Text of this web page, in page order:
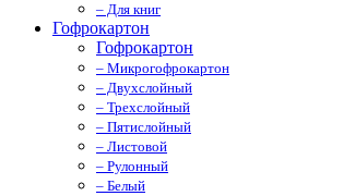
– Для книг
Гофрокартон
Гофрокартон
– Микрогофрокартон
– Двухслойный
– Трехслойный
– Пятислойный
– Листовой
– Рулонный
– Белый